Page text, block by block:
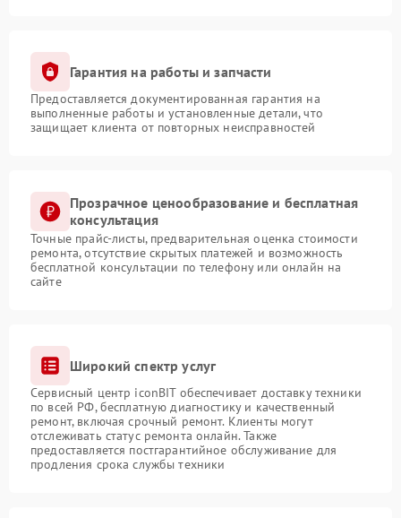
Гарантия на работы и запчасти
Предоставляется документированная гарантия на
выполненные работы и установленные детали, что
защищает клиента от повторных неисправностей
Прозрачное ценообразование и бесплатная
консультация
Точные прайс-листы, предварительная оценка стоимости
ремонта, отсутствие скрытых платежей и возможность
бесплатной консультации по телефону или онлайн на
сайте
Широкий спектр услуг
Сервисный центр iconBIT обеспечивает доставку техники
по всей РФ, бесплатную диагностику и качественный
ремонт, включая срочный ремонт. Клиенты могут
отслеживать статус ремонта онлайн. Также
предоставляется постгарантийное обслуживание для
продления срока службы техники